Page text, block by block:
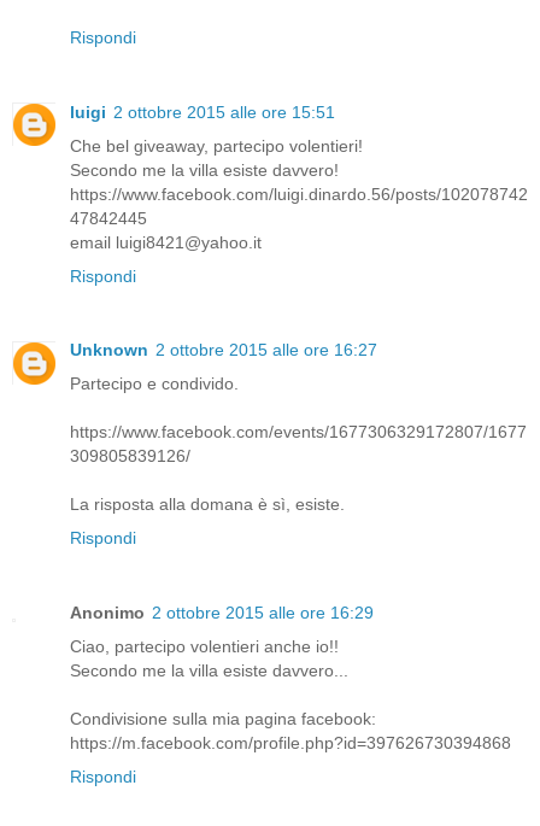
Rispondi
luigi 2 ottobre 2015 alle ore 15:51
Che bel giveaway, partecipo volentieri!
Secondo me la villa esiste davvero!
https://www.facebook.com/luigi.dinardo.56/posts/102078742
47842445
email luigi8421@yahoo.it
Rispondi
Unknown 2 ottobre 2015 alle ore 16:27
Partecipo e condivido.
https://www.facebook.com/events/1677306329172807/1677
309805839126/
La risposta alla domana è sì, esiste.
Rispondi
Anonimo 2 ottobre 2015 alle ore 16:29
Ciao, partecipo volentieri anche io!!
Secondo me la villa esiste davvero...
Condivisione sulla mia pagina facebook:
https://m.facebook.com/profile.php?id=397626730394868
Rispondi